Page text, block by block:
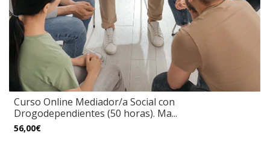
Curso Online Mediador/a Social con
Drogodependientes (50 horas). Ma...
56,00€